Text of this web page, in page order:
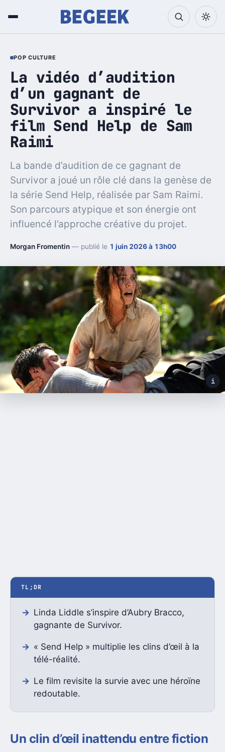
POP CULTURE
La vidéo d’audition
d’un gagnant de
Survivor a inspiré le
film Send Help de Sam
Raimi
La bande d’audition de ce gagnant de
Survivor a joué un rôle clé dans la genèse de
la série Send Help, réalisée par Sam Raimi.
Son parcours atypique et son énergie ont
influencé l’approche créative du projet.
Morgan Fromentin — publié le 1 juin 2026 à 13h00
i
TL;DR
Linda Liddle s’inspire d’Aubry Bracco,
gagnante de Survivor.
« Send Help » multiplie les clins d’œil à la
télé-réalité.
Le film revisite la survie avec une héroïne
redoutable.
Un clin d’œil inattendu entre fiction